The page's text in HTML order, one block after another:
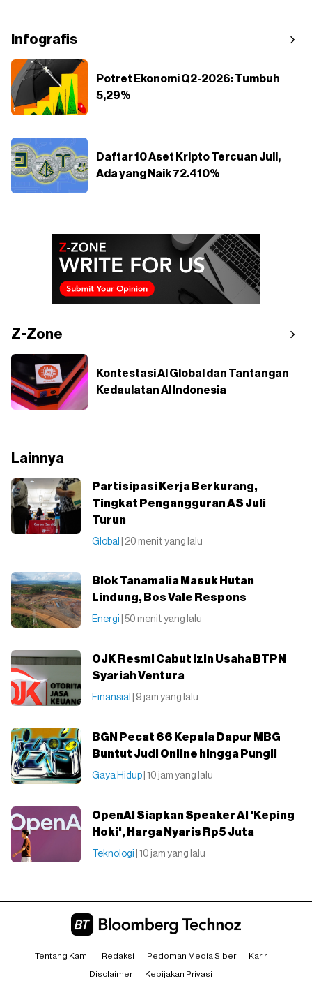
Infografis
Potret Ekonomi Q2-2026: Tumbuh
5,29%
Daftar 10 Aset Kripto Tercuan Juli,
Ada yang Naik 72.410%
Z-Zone
Kontestasi AI Global dan Tantangan
Kedaulatan AI Indonesia
Lainnya
Partisipasi Kerja Berkurang,
Tingkat Pengangguran AS Juli
Turun
Global | 20 menit yang lalu
Blok Tanamalia Masuk Hutan
Lindung, Bos Vale Respons
Energi | 50 menit yang lalu
OJK Resmi Cabut Izin Usaha BTPN
Syariah Ventura
Finansial | 9 jam yang lalu
BGN Pecat 66 Kepala Dapur MBG
Buntut Judi Online hingga Pungli
Gaya Hidup | 10 jam yang lalu
OpenAI Siapkan Speaker AI 'Keping
Hoki', Harga Nyaris Rp5 Juta
Teknologi | 10 jam yang lalu
Tentang Kami Redaksi Pedoman Media Siber Karir
Disclaimer Kebijakan Privasi